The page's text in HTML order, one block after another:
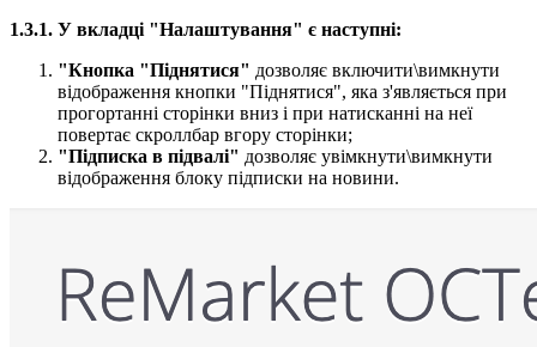
1.3.1. У вкладці "Налаштування" є наступні:
"Кнопка "Піднятися" дозволяє включити\вимкнути
відображення кнопки "Піднятися", яка з'являється при
прогортанні сторінки вниз і при натисканні на неї
повертає скроллбар вгору сторінки;
"Підписка в підвалі" дозволяє увімкнути\вимкнути
відображення блоку підписки на новини.